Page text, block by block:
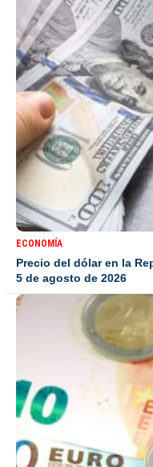
ECONOMÍA
Precio del dólar en la
5 de agosto de 2026